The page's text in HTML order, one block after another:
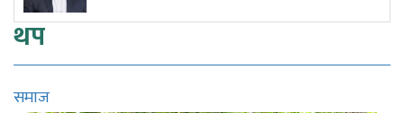
थप
समाज